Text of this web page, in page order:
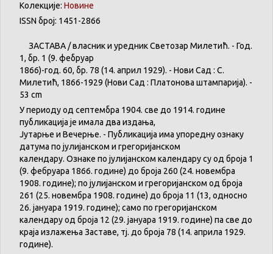
Колекције: Новине
ISSN број: 1451-2866
ЗАСТАВА /власники уредникСветозар Милетић. - Год.
1, бр. 1 (9. фебруар
1866)-год. 60, бр. 78 (14. април 1929). - Нови Сад : С.
Милетић, 1866-1929 (Нови Сад : Платонова штампарија). -
53 cm
Упериодуод септембра 1904. све до 1914. године
публикација је имала два издања,
Јутарње и Вечерње. - Публикација има упореднуознаку
датума по јулијанском и грегоријанском
календару. Ознаке по јулијанском календару су од броја 1
(9. фебруара 1866. године) до броја 260 (24. новембра
1908. године); по јулијанском и грегоријанском од броја
261 (25. новембра 1908. године) до броја 11 (13, односно
26. јануара 1919. године); само по грегоријанском
календаруод броја 12 (29. јануара 1919. године) па све до
краја излажења Заставе, тј. до броја 78 (14. априла 1929.
године).